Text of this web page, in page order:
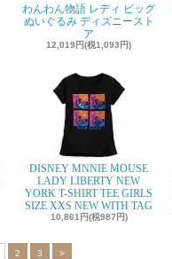
わんわん物語 レディ ビッグ
ぬいぐるみ ディズニースト
ア
12,019円(税1,093円)
DISNEY MNNIE MOUSE
LADY LIBERTY NEW
YORK T-SHIRT TEE GIRLS
SIZE XXS NEW WITH TAG
10,861円(税987円)
2 3 >